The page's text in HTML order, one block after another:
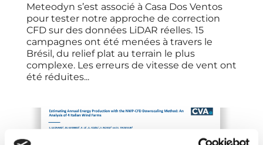
Meteodyn s’est associé à Casa Dos Ventos
pour tester notre approche de correction
CFD sur des données LiDAR réelles. 15
campagnes ont été menées à travers le
Brésil, du relief plat au terrain le plus
complexe. Les erreurs de vitesse de vent ont
été réduites...